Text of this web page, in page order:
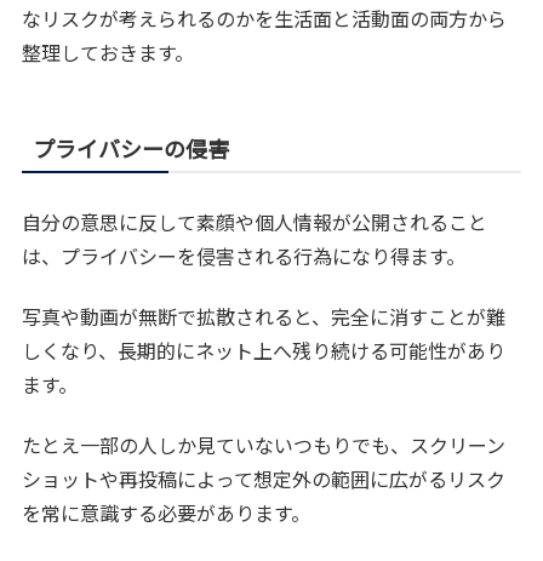
なリスクが考えられるのかを生活面と活動面の両方から
整理しておきます。
プライバシーの侵害
自分の意思に反して素顔や個人情報が公開されること
は、プライバシーを侵害される行為になり得ます。
写真や動画が無断で拡散されると、完全に消すことが難
しくなり、長期的にネット上へ残り続ける可能性があり
ます。
たとえ一部の人しか見ていないつもりでも、スクリーン
ショットや再投稿によって想定外の範囲に広がるリスク
を常に意識する必要があります。